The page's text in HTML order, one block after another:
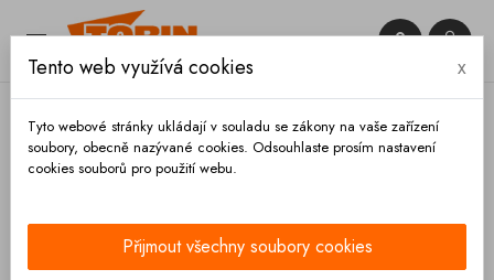
 

Tento web využívá cookies x
Tyto webové stránky ukládají v souladu se zákony na vaše zařízení
soubory, obecně nazývané cookies. Odsouhlaste prosím nastavení
cookies souborů pro použití webu.
Přijmout všechny soubory cookies